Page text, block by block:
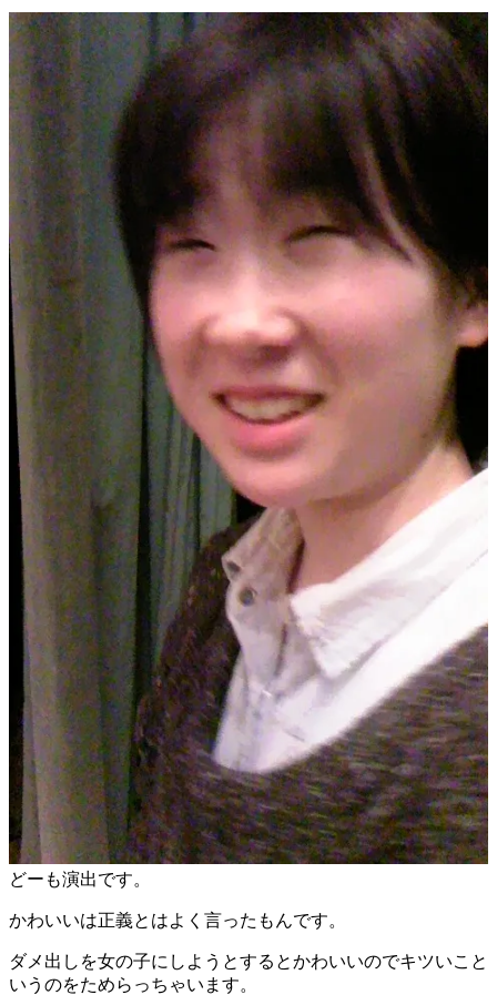
どーも演出です。
かわいいは正義とはよく言ったもんです。
ダメ出しを女の子にしようとするとかわいいのでキツいこと
いうのをためらっちゃいます。